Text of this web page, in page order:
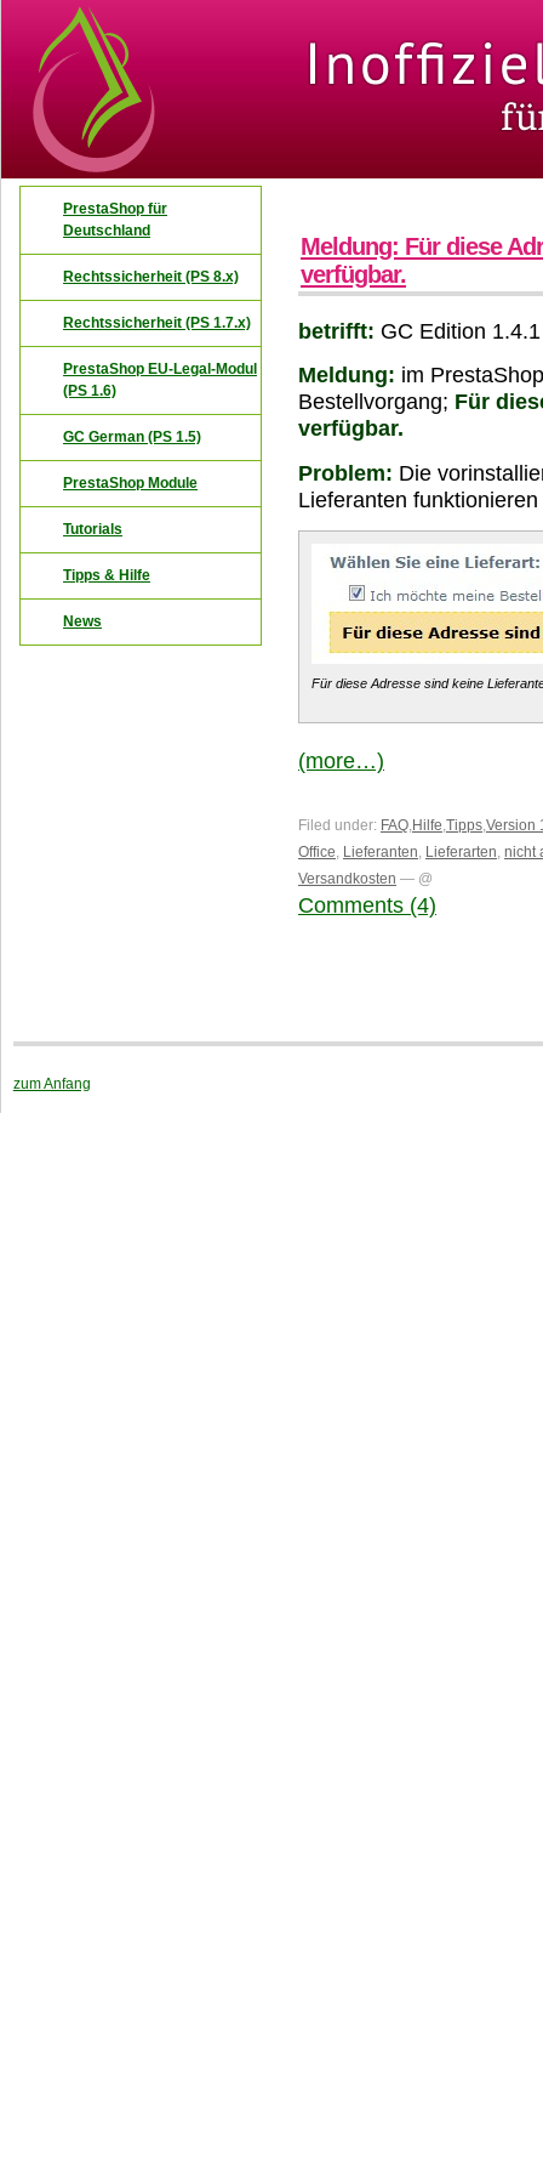
Meldung: Für diese
verfügbar.
betrifft: GC Edition 1.4.1
Meldung: im
Bestellvorgang; Für
verfügbar.
Problem: Die
Lieferanten
Für diese Adresse sind keine
(more…)
Filed under: FAQ,Hilfe,Tipps,Version
Office, Lieferanten, Lieferarten, nicht
Versandkosten — @
Comments (4)
PrestaShop für
Deutschland
Rechtssicherheit (PS 8.x)
Rechtssicherheit (PS 1.7.x)
PrestaShop EU-Legal-Modul
(PS 1.6)
GC German (PS 1.5)
PrestaShop Module
Tutorials
Tipps & Hilfe
News
zum Anfang